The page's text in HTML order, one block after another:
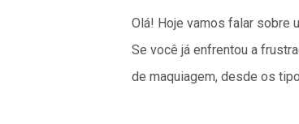
Olá! Hoje vamos falar sobre
Se você já enfrentou a
de maquiagem, desde os